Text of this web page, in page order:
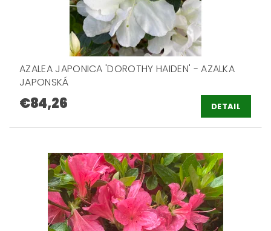
AZALEA JAPONICA 'DOROTHY HAIDEN' - AZALKA
JAPONSKÁ
€84,26 DETAIL